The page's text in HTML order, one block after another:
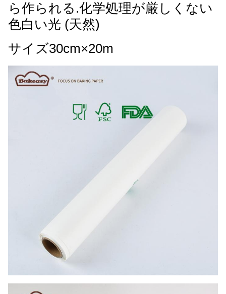
ら作られる.化学処理が厳しくない
色白い光 (天然)
サイズ30cm×20m